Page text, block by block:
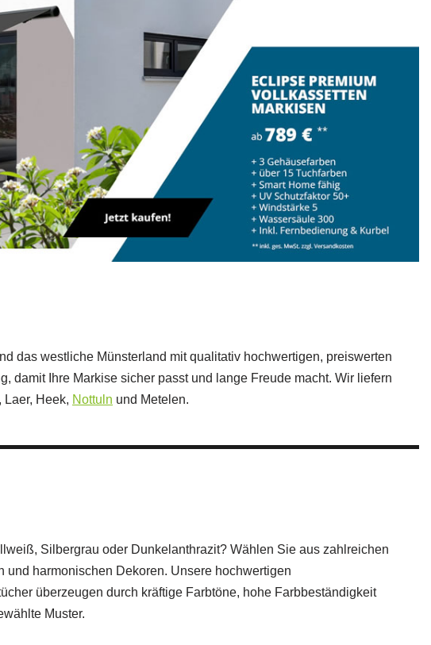
das westliche Münsterland mit qualitativ hochwertigen, preiswerten
damit Ihre Markise sicher passt und lange Freude macht. Wir liefern
Laer, Heek, Nottuln und Metelen.
Silbergrau oder Dunkelanthrazit? Wählen Sie aus zahlreichen
und harmonischen Dekoren. Unsere hochwertigen
überzeugen durch kräftige Farbtöne, hohe Farbbeständigkeit
Muster.